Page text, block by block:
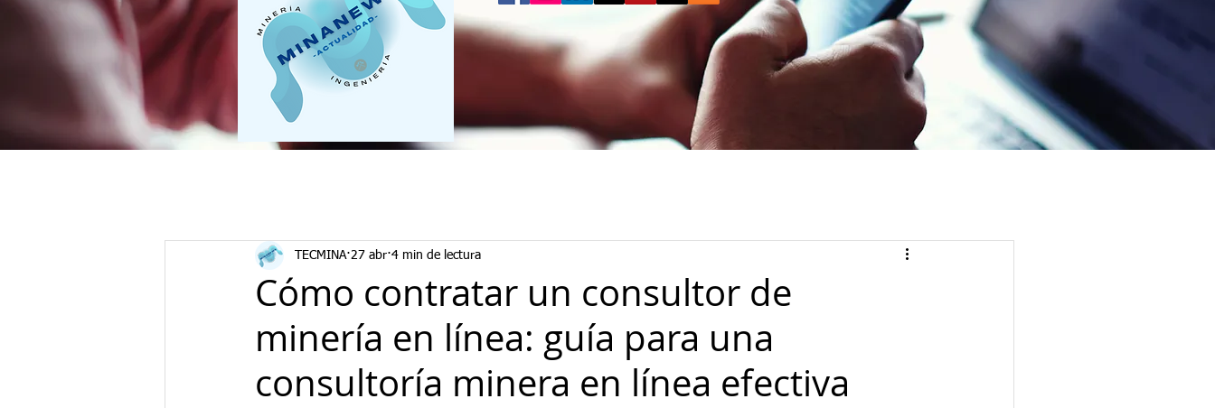
Cómo contratar un consultor de
minería en línea: guía para una
consultoría minera en línea efectiva
TECMINA 27 abr 4 min de lectura